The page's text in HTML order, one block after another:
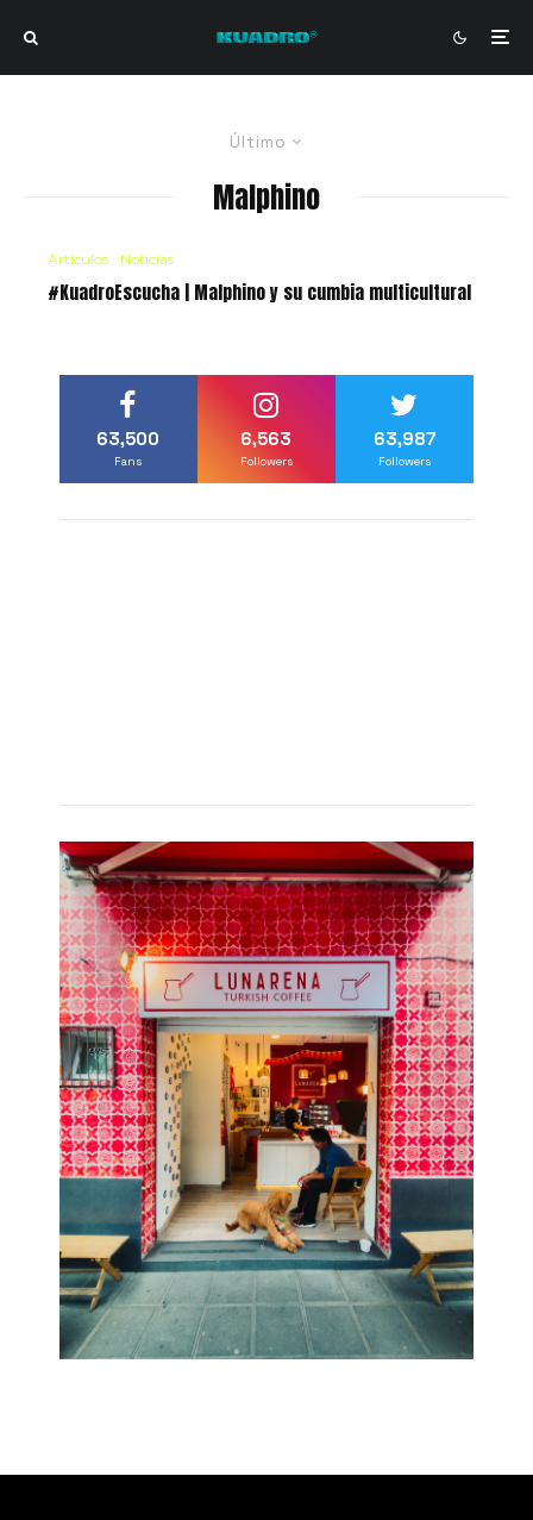
Último
Malphino
Artículos Noticias
#KuadroEscucha | Malphino y su cumbia multicultural
63,500
Fans
6,563
Followers
63,987
Followers